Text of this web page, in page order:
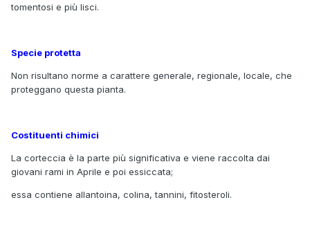
tomentosi e più lisci.
Specie protetta
Non risultano norme a carattere generale, regionale, locale, che
proteggano questa pianta.
Costituenti chimici
La corteccia è la parte più significativa e viene raccolta dai
giovani rami in Aprile e poi essiccata;
essa contiene allantoina, colina, tannini, fitosteroli.